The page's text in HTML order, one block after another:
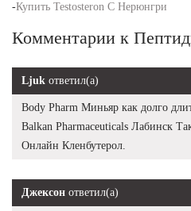
-Купить Testosteron C Нерюнгри
Комментарии к
Ljuk ответил(а)
Body Pharm Миньяр как долго
Balkan Pharmaceuticals Лабинск
Онлайн Кленбутерол.
Джексон ответил(а)